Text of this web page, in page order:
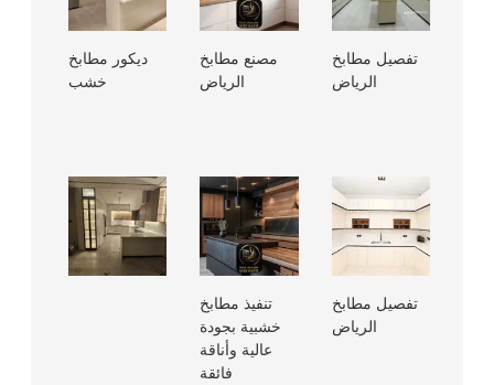
تفصيل مطابخ
الرياض
مصنع مطابخ
الرياض
ديكور مطابخ
خشب
تفصيل مطابخ
الرياض
تنفيذ مطابخ
خشبية بجودة
عالية وأناقة
فائقة